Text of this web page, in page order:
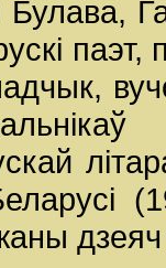
паэт,
дзеяч